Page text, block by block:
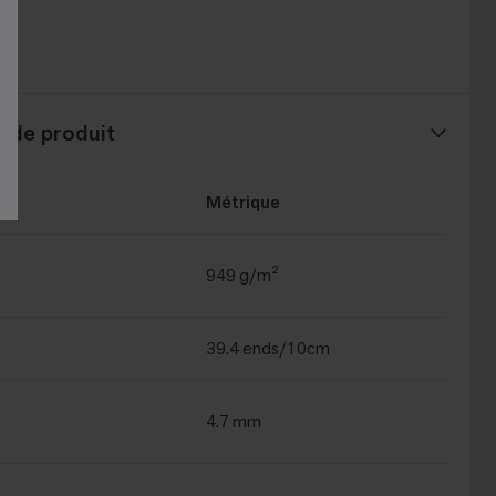
de produit
Métrique
949 g/m²
39.4 ends/10cm
4.7 mm